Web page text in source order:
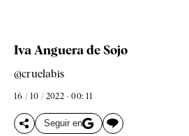
Iva Anguera de Sojo
@cruelabis
16 / 10 / 2022 - 00: 11
Seguir en